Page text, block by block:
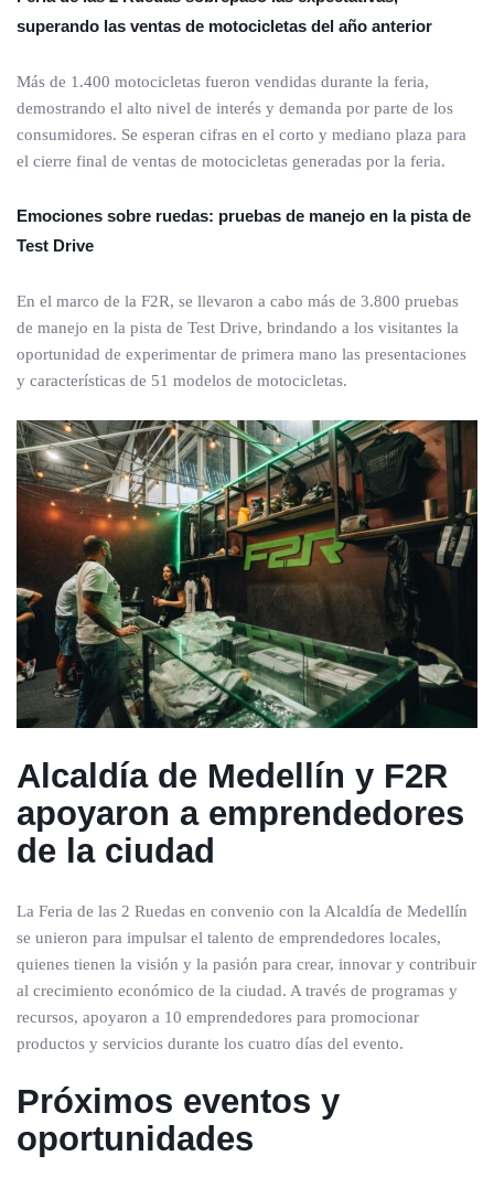
superando las ventas de motocicletas del año anterior
Más de 1.400 motocicletas fueron vendidas durante la feria,
demostrando el alto nivel de interés y demanda por parte de los
consumidores. Se esperan cifras en el corto y mediano plaza para
el cierre final de ventas de motocicletas generadas por la feria.
Emociones sobre ruedas: pruebas de manejo en la pista de
Test Drive
En el marco de la F2R, se llevaron a cabo más de 3.800 pruebas
de manejo en la pista de Test Drive, brindando a los visitantes la
oportunidad de experimentar de primera mano las presentaciones
y características de 51 modelos de motocicletas.
Alcaldía de Medellín y F2R
apoyaron a emprendedores
de la ciudad
La Feria de las 2 Ruedas en convenio con la Alcaldía de Medellín
se unieron para impulsar el talento de emprendedores locales,
quienes tienen la visión y la pasión para crear, innovar y contribuir
al crecimiento económico de la ciudad. A través de programas y
recursos, apoyaron a 10 emprendedores para promocionar
productos y servicios durante los cuatro días del evento.
Próximos eventos y
oportunidades